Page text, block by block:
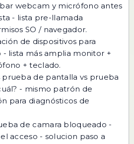
webcam y micrófono antes
- lista pre-llamada
SO / navegador.
de dispositivos para
- lista más amplia monitor +
+ teclado.
prueba de pantalla vs prueba
- mismo patrón de
para diagnósticos de
de camara bloqueado -
acceso - solucion paso a